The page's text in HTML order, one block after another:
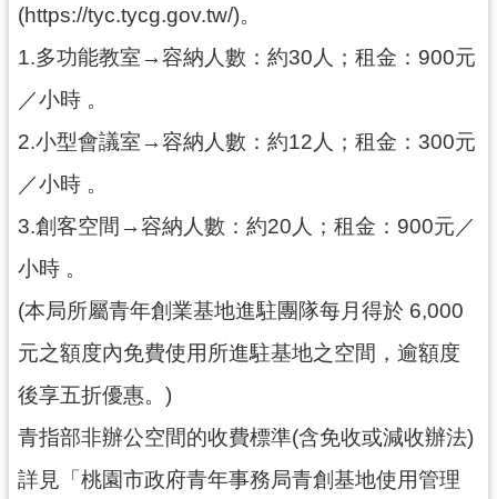
青
資
地
介
紹
關
連
結
府
資
訊
公
(https://tyc.tycg.gov.tw/)。
1.多功能教室→容納人數：約30人；租金：900元
／小時 。
2.小型會議室→容納人數：約12人；租金：300元
／小時 。
3.創客空間→容納人數：約20人；租金：900元／
小時 。
(本局所屬青年創業基地進駐團隊每月得於 6,000
元之額度內免費使用所進駐基地之空間，逾額度
後享五折優惠。)
青指部非辦公空間的收費標準(含免收或減收辦法)
詳見「桃園市政府青年事務局青創基地使用管理